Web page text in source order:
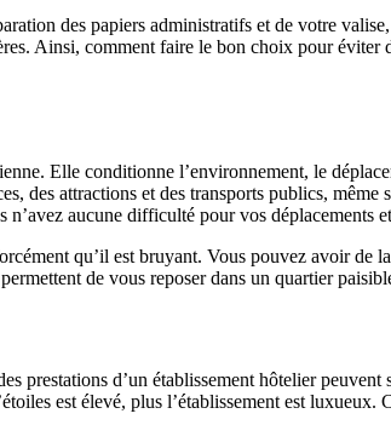
des papiers administratifs et de votre
Ainsi, comment faire le bon choix pour
Elle conditionne l’environnement, le
des attractions et des transports publics, même
aucune difficulté pour vos déplacements
qu’il est bruyant. Vous pouvez avoir de
de vous reposer dans un quartier
prestations d’un établissement hôtelier
est élevé, plus l’établissement est